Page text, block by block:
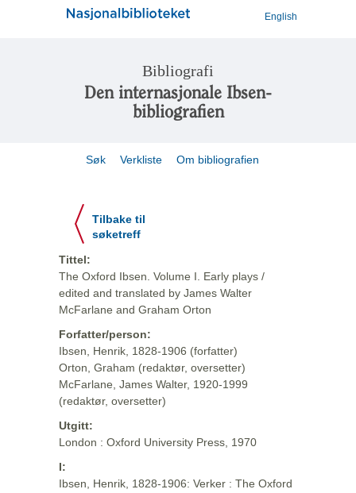
English
Bibliografi
Den internasjonale Ibsen-
bibliografien
Søk Verkliste Om bibliografien
Tilbake til
søketreff
Tittel:
The Oxford Ibsen. Volume I. Early plays /
edited and translated by James Walter
McFarlane and Graham Orton
Forfatter/person:
Ibsen, Henrik, 1828-1906 (forfatter)
Orton, Graham (redaktør, oversetter)
McFarlane, James Walter, 1920-1999
(redaktør, oversetter)
Utgitt:
London : Oxford University Press, 1970
I:
Ibsen, Henrik, 1828-1906: Verker : The Oxford